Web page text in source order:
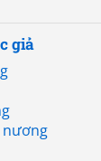
giả
nương